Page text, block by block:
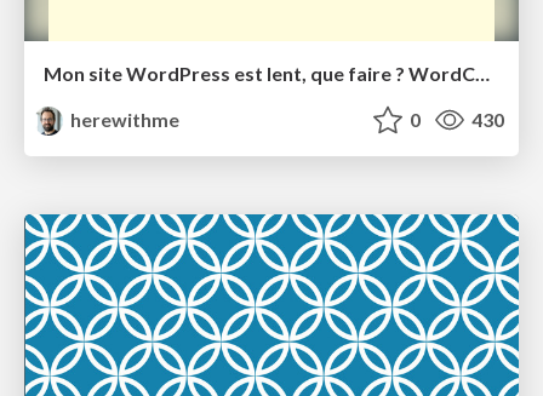
herewithme
0 430